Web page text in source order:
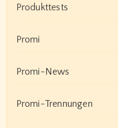
Produkttests
Promi
Promi-News
Promi-Trennungen